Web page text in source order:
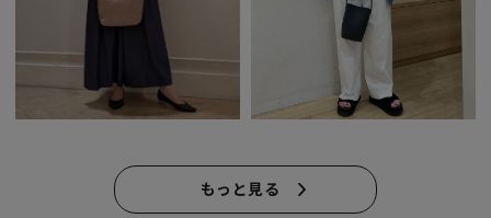
もっと見る